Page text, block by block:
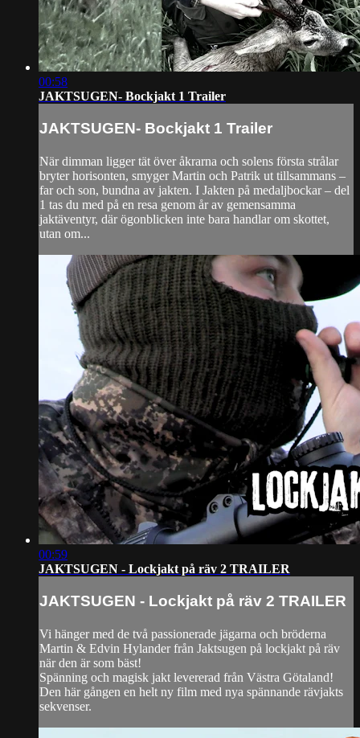
00:58
JAKTSUGEN- Bockjakt 1 Trailer
JAKTSUGEN- Bockjakt 1 Trailer
När dimman ligger tät över åkrarna och solens första strålar
bryter horisonten, smyger Martin och Patrik ut tillsammans –
far och son, bundna av jakten. I Jakten på medaljbockar – del
1 tas du med på en resa genom år av gemensamma
jaktäventyr, där ögonblicken inte bara handlar om skottet,
utan om...
00:59
JAKTSUGEN - Lockjakt på räv 2 TRAILER
JAKTSUGEN - Lockjakt på räv 2 TRAILER
Vi hänger med de två passionerade jägarna och bröderna
Martin & Edvin Hylander från Jaktsugen på lockjakt på räv
när den är som bäst!
Spänning och magisk jakt levererad från Västra Götaland!
Den här gången en helt ny film med nya spännande rävjakts
sekvenser.